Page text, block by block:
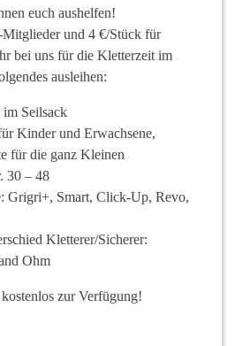
euch aushelfen!
und 4 €/Stück für
bei uns für die Kletterzeit im
ausleihen:
Seilsack
Kinder und Erwachsene,
für die ganz Kleinen
30 – 48
Grigri+, Smart, Click-Up, Revo,
Kletterer/Sicherer:
Ohm
kostenlos zur Verfügung!